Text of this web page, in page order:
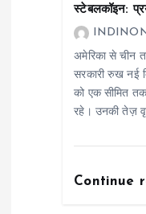
स्टेबलकॉइन:
अमेरिका से चीन
सरकारी रुख नई
को एक सीमित
रहे। उनकी तेज़
Continue